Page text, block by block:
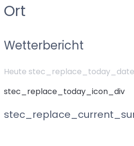
Ort
Wetterbericht
Heute stec_replace_today_date
stec_replace_today_icon_div